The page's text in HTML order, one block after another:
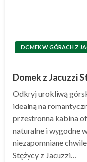
DOMEK W GÓRACH Z
Domek z Jacuzzi
Odkryj urokliwą
idealną na
przestronna kabina
naturalne i wygodne
niezapomniane
Stężycy z Jacuzzi…